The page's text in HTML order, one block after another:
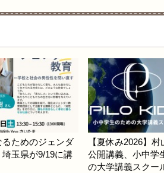
ためのジェンダ
埼玉県が9/19に講
【夏休み2026】
公開講義、小中学
の大学講義スクー